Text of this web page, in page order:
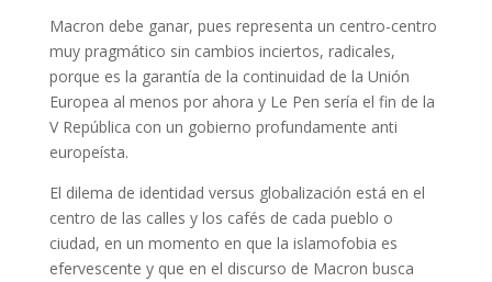
Macron debe ganar, pues representa un centro-centro
muy pragmático sin cambios inciertos, radicales,
porque es la garantía de la continuidad de la Unión
Europea al menos por ahora y Le Pen sería el fin de la
V República con un gobierno profundamente anti
europeísta.
El dilema de identidad versus globalización está en el
centro de las calles y los cafés de cada pueblo o
ciudad, en un momento en que la islamofobia es
efervescente y que en el discurso de Macron busca